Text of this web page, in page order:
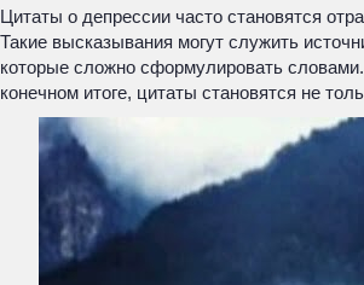
Цитаты о депрессии часто становятся
Такие высказывания могут служить
которые сложно сформулировать
конечном итоге, цитаты становятся не